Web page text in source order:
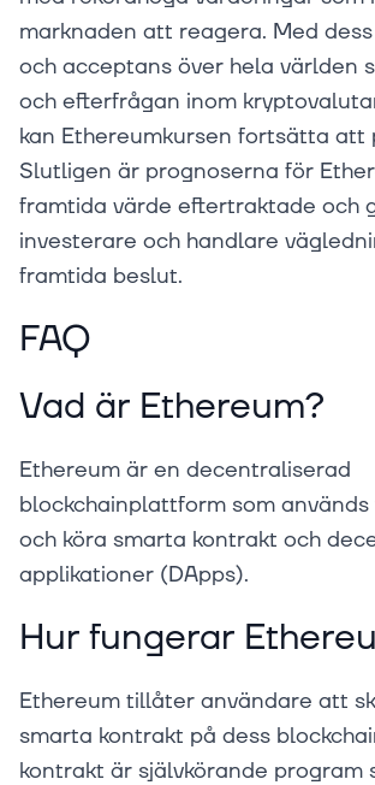
marknaden att reagera. Med
och acceptans över hela världen
och efterfrågan inom
kan Ethereumkursen fortsätta att
Slutligen är prognoserna för
framtida värde eftertraktade och
investerare och handlare
framtida beslut.
FAQ
Vad är Ethereum?
Ethereum är en decentraliserad
blockchainplattform som
och köra smarta kontrakt och
applikationer (DApps).
Hur fungerar
Ethereum tillåter användare att
smarta kontrakt på dess
kontrakt är självkörande program